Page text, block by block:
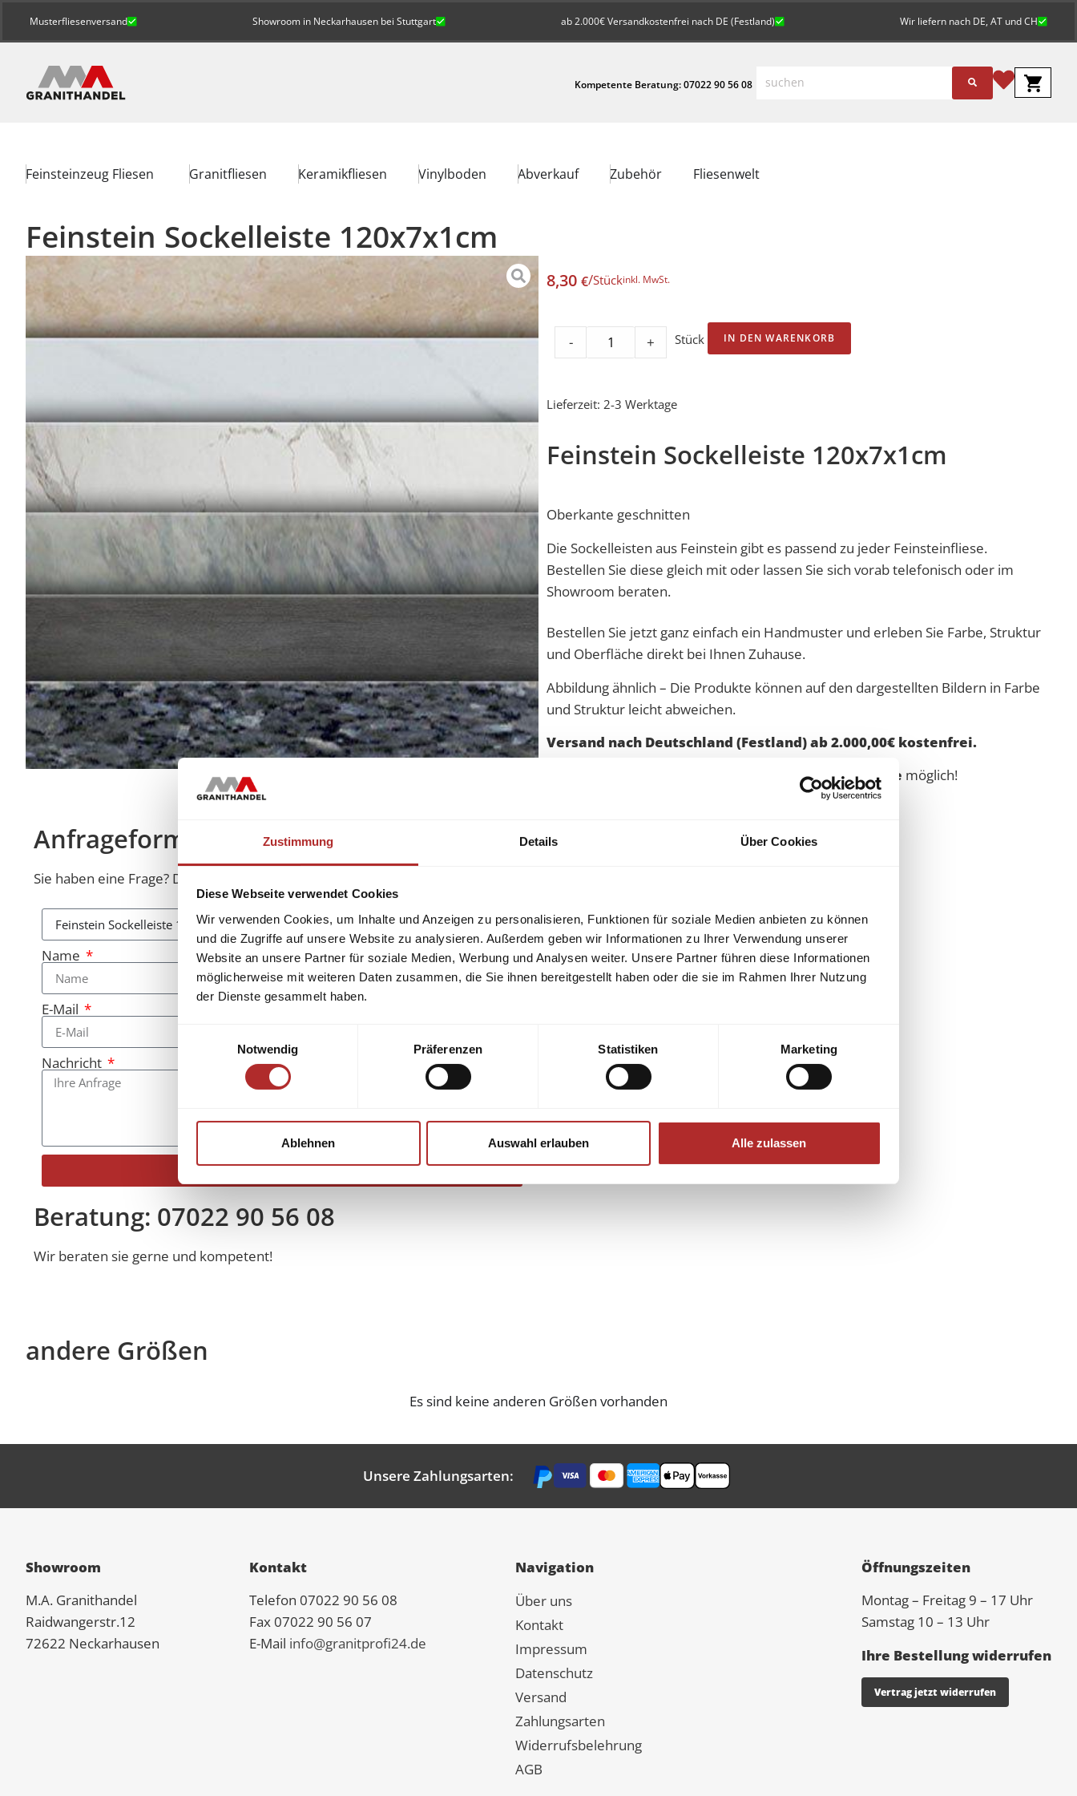
Zustimmung Details Über Cookies
Diese Webseite verwendet Cookies
Wir verwenden Cookies, um Inhalte und Anzeigen zu personalisieren, Funktionen für soziale Medien anbieten zu können
und die Zugriffe auf unsere Website zu analysieren. Außerdem geben wir Informationen zu Ihrer Verwendung unserer
Website an unsere Partner für soziale Medien, Werbung und Analysen weiter. Unsere Partner führen diese Informationen
möglicherweise mit weiteren Daten zusammen, die Sie ihnen bereitgestellt haben oder die sie im Rahmen Ihrer Nutzung
der Dienste gesammelt haben.
Notwendig
Präferenzen Statistiken Marketing
Ablehnen Auswahl erlauben Alle zulassen
Musterfliesenversand Showroom in Neckarhausen bei Stuttgart ab 2.000€ Versandkostenfrei nach DE (Festland) Wir liefern nach DE, AT und CH
Kompetente Beratung: 07022 90 56 08
Feinsteinzeug Fliesen Granitfliesen Keramikfliesen Vinylboden Abverkauf Zubehör Fliesenwelt
Feinstein Sockelleiste 120x7x1cm
Anfrageformular
Sie haben eine Frage? Diese beantworten wir Ihnen gerne.
Name
E-Mail
Nachricht
Beratung: 07022 90 56 08
Wir beraten sie gerne und kompetent!
8,30 €/Stückinkl. MwSt.
- + Stück IN DEN WARENKORB
Lieferzeit: 2-3 Werktage
Feinstein Sockelleiste 120x7x1cm
Oberkante geschnitten
Die Sockelleisten aus Feinstein gibt es passend zu jeder Feinsteinfliese.
Bestellen Sie diese gleich mit oder lassen Sie sich vorab telefonisch oder im
Showroom beraten.
Bestellen Sie jetzt ganz einfach ein Handmuster und erleben Sie Farbe, Struktur
und Oberfläche direkt bei Ihnen Zuhause.
Abbildung ähnlich – Die Produkte können auf den dargestellten Bildern in Farbe
und Struktur leicht abweichen.
Versand nach Deutschland (Festland) ab 2.000,00€ kostenfrei.
Schweiz aufAnfrage möglich!
andere Größen
Es sind keine anderen Größen vorhanden
Unsere Zahlungsarten:
Showroom
M.A. Granithandel
Raidwangerstr.12
72622 Neckarhausen
Kontakt
Telefon 07022 90 56 08
Fax 07022 90 56 07
E-Mail info@granitprofi24.de
Navigation
Über uns
Kontakt
Impressum
Datenschutz
Versand
Zahlungsarten
Widerrufsbelehrung
AGB
Öffnungszeiten
Montag – Freitag 9 – 17 Uhr
Samstag 10 – 13 Uhr
Ihre Bestellung widerrufen
Vertrag jetzt widerrufen